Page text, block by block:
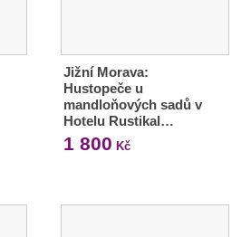
Jižní Morava:
Hustopeče u
mandloňových sadů v
Hotelu Rustikal…
1 800 Kč